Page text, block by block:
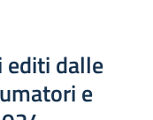
editi dalle
e